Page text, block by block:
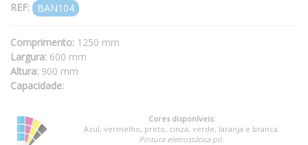
REF: BAN104
Comprimento: 1250 mm
Largura: 600 mm
Altura: 900 mm
Capacidade:
Cores disponíveis:
Azul, vermelho, preto, cinza, verde, laranja e branca.
Pintura eletrostática pó.